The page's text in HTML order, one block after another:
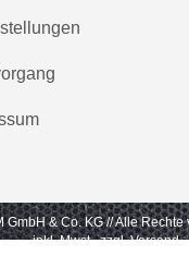
GmbH & Co. KG // Alle Rechte
inkl. Mwst., zzgl. Versand.